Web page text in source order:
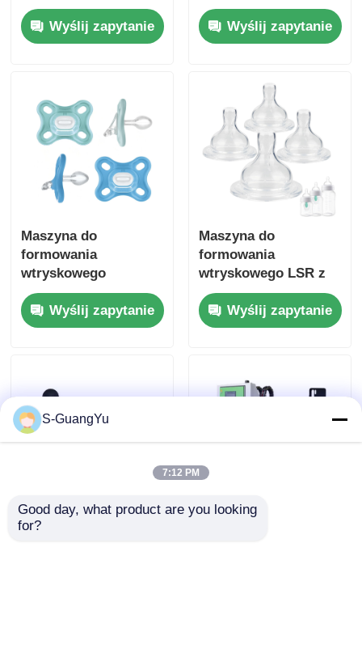
serwomotorem siły
przycisku 160 ton i
wysoką precyzją
Wyślij zapytanie
podkładek
silikonowych o sile
zwarcia 120 ton
Wyślij zapytanie
Maszyna do
formowania
wtryskowego
ciucówki dla
niemowląt
Wyślij zapytanie
Maszyna do
formowania
wtryskowego LSR z
precyzyjnym
pomiarem i
mieszaniem do
niemowląt
Wyślij zapytanie
Badanie przypadku:
Przestań marnować
S-GuangYu
7:12 PM
Good day, what product are you looking
for?